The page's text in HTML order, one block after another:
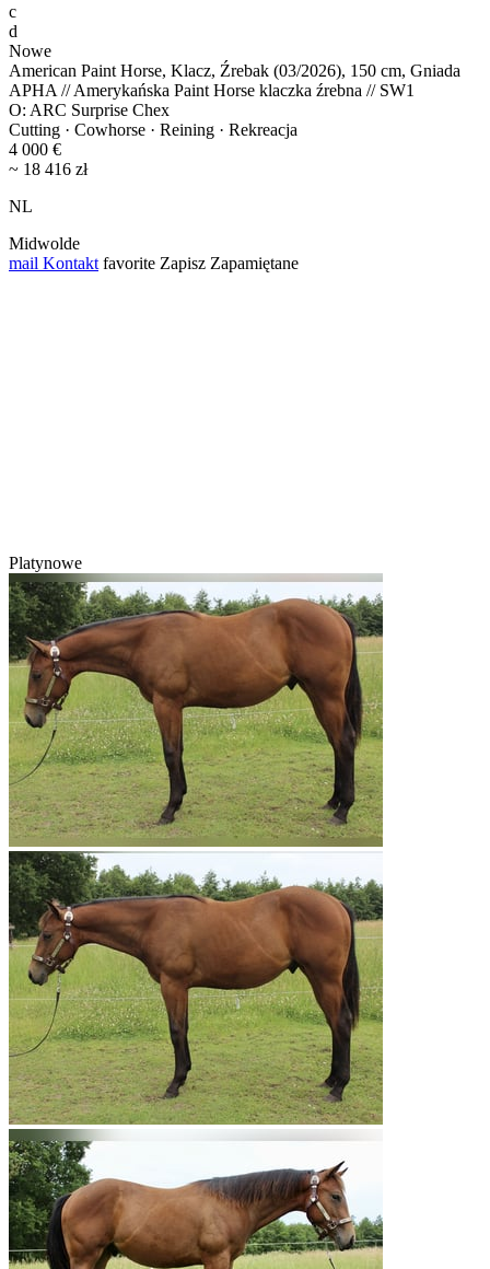
c
d
Nowe
American Paint Horse, Klacz, Źrebak (03/2026), 150 cm, Gniada
APHA // Amerykańska Paint Horse klaczka źrebna // SW1
O: ARC Surprise Chex
Cutting · Cowhorse · Reining · Rekreacja
4 000 €
~ 18 416 zł
NL
Midwolde
mail Kontakt favorite Zapisz Zapamiętane
Platynowe